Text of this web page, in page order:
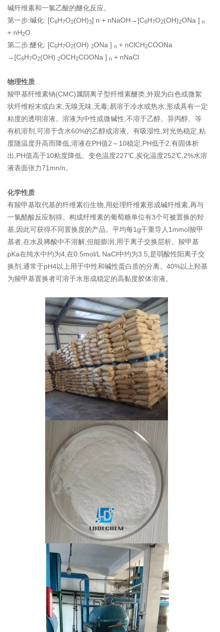
碱纤维素和一氯乙酸的醚化反应。
第一步:碱化: [C6H7O2(OH)3] n + nNaOH→[C6H7O2(OH)2ONa ] n
+ nH2O
第二步:醚化: [C6H7O2(OH) 2ONa ] n + nClCH2COONa
→[C6H7O2(OH) 2OCH2COONa ] n + nNaCl
物理性质
羧甲基纤维素钠(CMC)属阴离子型纤维素醚类,外观为白色或微絮
状纤维粉末或白末,无嗅无味,无毒;易溶于冷水或热水,形成具有一定
粘度的透明溶液。溶液为中性或微碱性,不溶于乙醇、异丙醇、等
有机溶剂,可溶于含水60%的乙醇或溶液。有吸湿性,对光热稳定,粘
度随温度升高而降低,溶液在PH值2～10稳定,PH低于2,有固体析
出,PH值高于10粘度降低。变色温度227℃,炭化温度252℃,2%水溶
液表面张力71mn/n。
化学性质
有羧甲基取代基的纤维素衍生物,用处理纤维素形成碱纤维素,再与
一氯醋酸反应制得。构成纤维素的葡萄糖单位有3个可被置换的羟
基,因此可获得不同置换度的产品。平均每1g干重导人1mmol羧甲
基者,在水及稀酸中不溶解,但能膨润,用于离子交换层析。羧甲基
pKa在纯水中约为4,在0.5mol/L NaCl中约为3.5,是弱酸性阳离子交
换剂,通常于pH4以上用于中性和碱性蛋白质的分离。40%以上羟基
为羧甲基置换者可溶于水形成稳定的高黏度胶体溶液。